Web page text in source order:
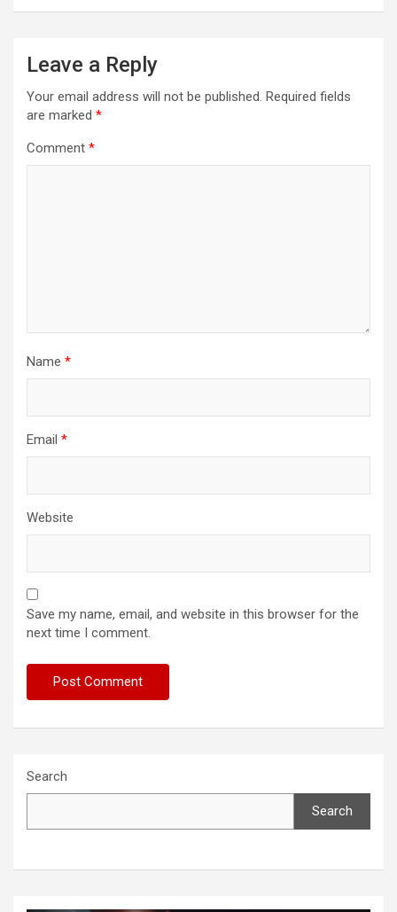
Leave a Reply
Your email address will not be published. Required fields
are marked *
Comment *
Name *
Email *
Website
Save my name, email, and website in this browser for the
next time I comment.
Search
Search